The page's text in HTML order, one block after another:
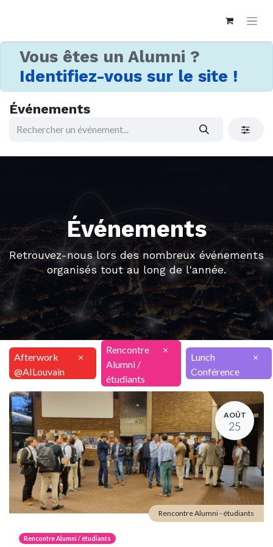
Vous êtes un Alumni ?
Identifiez-vous sur le site !
Événements
Événements
Retrouvez-nous lors des nombreux événements
organisés tout au long de l'année.
Afterwork
@AILouvain
×
Rencontre
Alumni /
étudiants
×
Lunch
Conférence
×
AOÛT
25
Rencontre Alumni / étudiants
Rencontre Alumni - étudiants